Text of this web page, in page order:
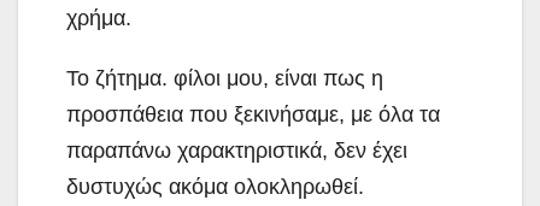
χρήμα.
Το ζήτημα. φίλοι μου, είναι πως η
προσπάθεια που ξεκινήσαμε, με όλα τα
παραπάνω χαρακτηριστικά, δεν έχει
δυστυχώς ακόμα ολοκληρωθεί.